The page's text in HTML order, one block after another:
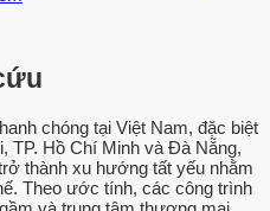
chóng tại Việt Nam, đặc biệt
TP. Hồ Chí Minh và Đà Nẵng,
thành xu hướng tất yếu nhằm
Theo ước tính, các công trình